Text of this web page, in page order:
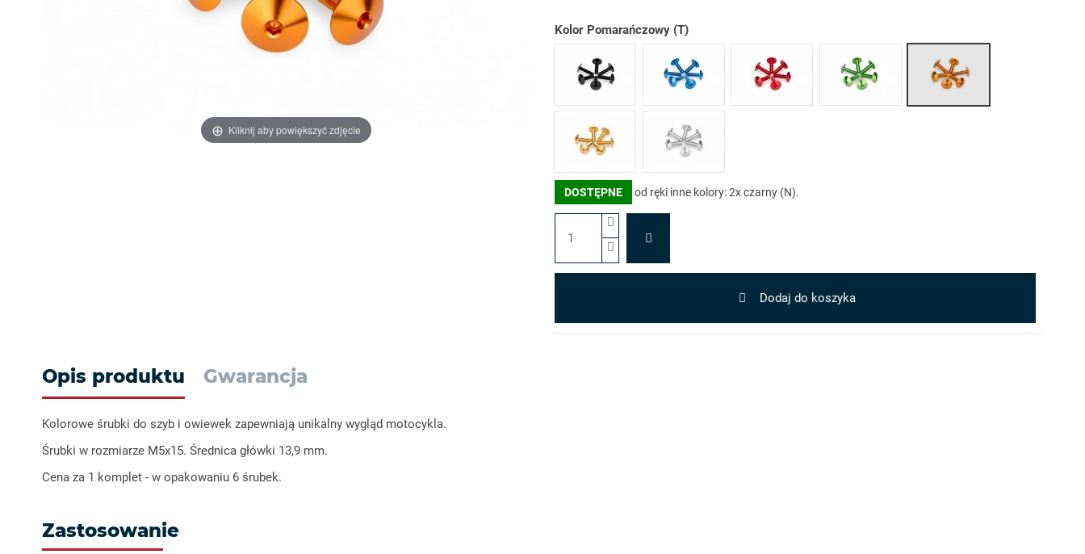
Kliknij aby powiększyć zdjęcie
Kolor
Czarny (N)
Niebieski (A) Czerwony (R) Zielony (V) Pomarańczowy (T)
Złoty (O) Srebrny (P)
DOSTĘPNE od ręki inne kolory: 2x czarny (N).
Dodaj do koszyka
Opis produktu Gwarancja
Kolorowe śrubki do szyb i owiewek zapewniają unikalny wygląd motocykla.
Śrubki w rozmiarze M5x15. Średnica główki 13,9 mm.
Cena za 1 komplet - w opakowaniu 6 śrubek.
Zastosowanie